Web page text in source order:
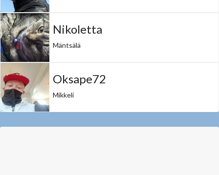
Nikoletta
Mäntsälä
Oksape72
Mikkeli